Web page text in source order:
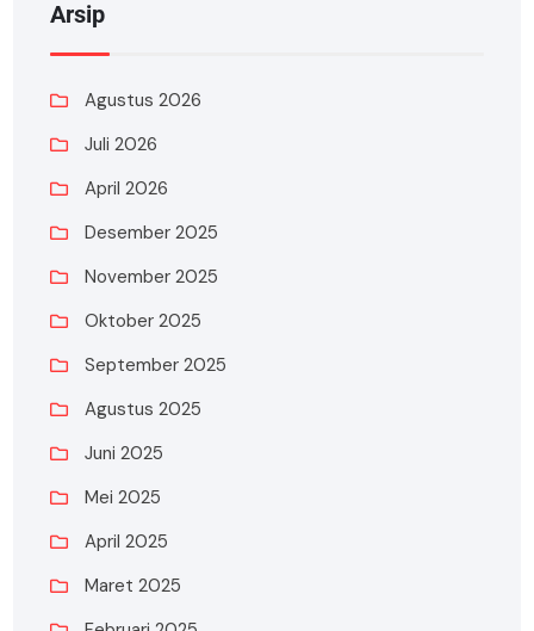
Arsip
Agustus 2026
Juli 2026
April 2026
Desember 2025
November 2025
Oktober 2025
September 2025
Agustus 2025
Juni 2025
Mei 2025
April 2025
Maret 2025